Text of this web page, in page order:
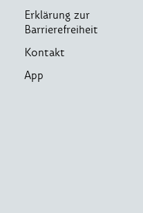
Erklärung zur
Barrierefreiheit
Kontakt
App